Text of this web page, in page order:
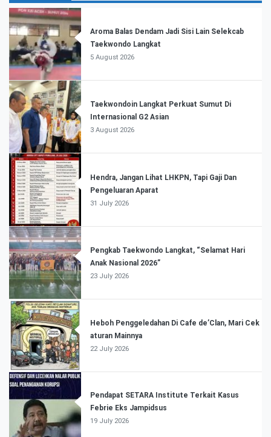
Aroma Balas Dendam Jadi Sisi Lain Selekcab
Taekwondo Langkat
5 August 2026
Taekwondoin Langkat Perkuat Sumut Di
Internasional G2 Asian
3 August 2026
Hendra, Jangan Lihat LHKPN, Tapi Gaji Dan
Pengeluaran Aparat
31 July 2026
Pengkab Taekwondo Langkat, “Selamat Hari
Anak Nasional 2026”
23 July 2026
Heboh Penggeledahan Di Cafe de’Clan, Mari Cek
aturan Mainnya
22 July 2026
Pendapat SETARA Institute Terkait Kasus
Febrie Eks Jampidsus
19 July 2026